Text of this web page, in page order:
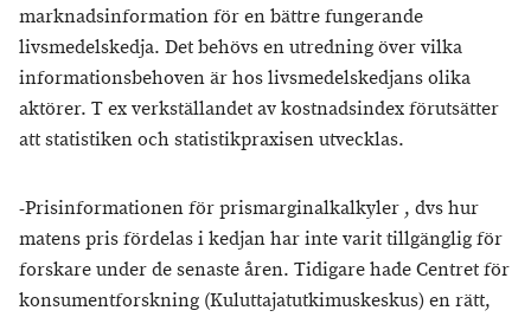
marknadsinformation för en bättre fungerande
livsmedelskedja. Det behövs en utredning över vilka
informationsbehoven är hos livsmedelskedjans olika
aktörer. T ex verkställandet av kostnadsindex förutsätter
att statistiken och statistikpraxisen utvecklas.
-Prisinformationen för prismarginalkalkyler , dvs hur
matens pris fördelas i kedjan har inte varit tillgänglig för
forskare under de senaste åren. Tidigare hade Centret för
konsumentforskning (Kuluttajatutkimuskeskus) en rätt,